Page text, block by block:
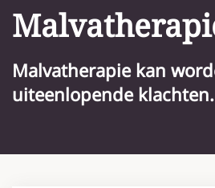
Malvatherapie kan
uiteenlopende klachten.